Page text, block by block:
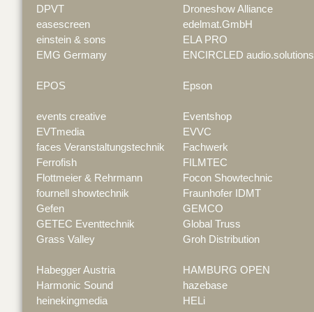
DPVT
Droneshow Alliance
easescreen
edelmat.GmbH
einstein & sons
ELA PRO
EMG Germany
ENCIRCLED audio.solutions
EPOS
Epson
events creative
Eventshop
EVTmedia
EVVC
faces Veranstaltungstechnik
Fachwerk
Ferrofish
FILMTEC
Flottmeier & Rehrmann
Focon Showtechnic
fournell showtechnik
Fraunhofer IDMT
Gefen
GEMCO
GETEC Eventtechnik
Global Truss
Grass Valley
Groh Distribution
Habegger Austria
HAMBURG OPEN
Harmonic Sound
hazebase
heinekingmedia
HELi